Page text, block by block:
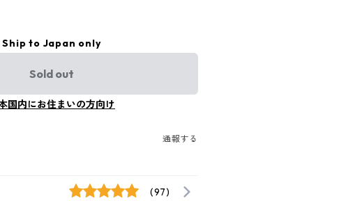
Ship to Japan only
Sold out
国内にお住まいの方向け
通報する
(97)